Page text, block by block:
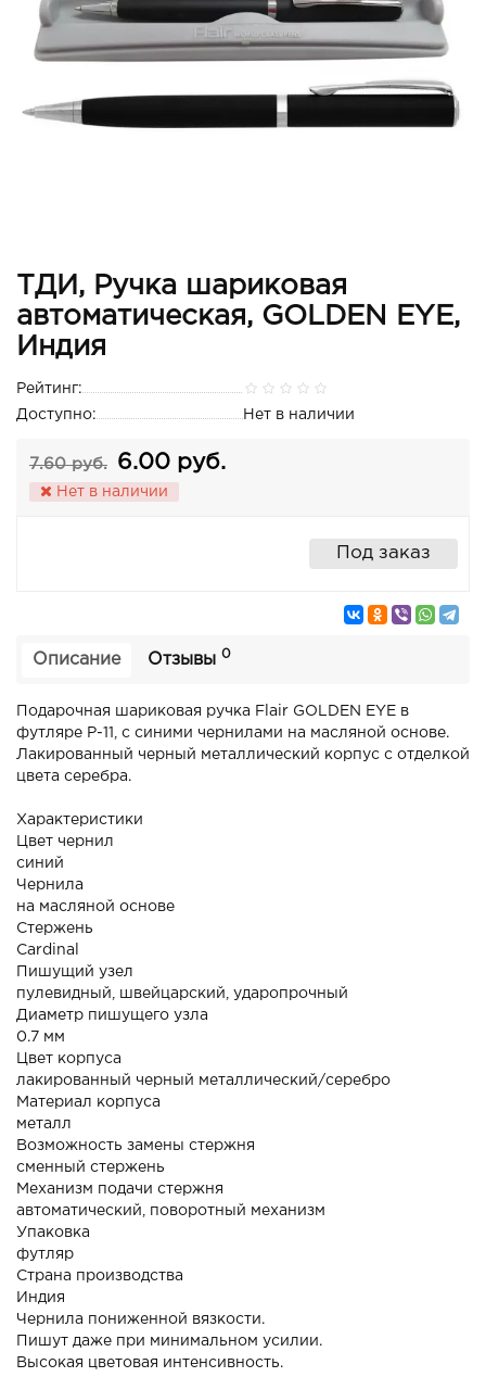
ТДИ, Ручка шариковая
автоматическая, GOLDEN EYE,
Индия
Рейтинг:
Доступно:
Нет в наличии
7.60 руб. 6.00 руб.
Нет в наличии
Под заказ
Описание Отзывы 0
Подарочная шариковая ручка Flair GOLDEN EYE в
футляре Р-11, с синими чернилами на масляной основе.
Лакированный черный металлический корпус с отделкой
цвета серебра.
Характеристики
Цвет чернил
синий
Чернила
на масляной основе
Стержень
Cardinal
Пишущий узел
пулевидный, швейцарский, ударопрочный
Диаметр пишущего узла
0.7 мм
Цвет корпуса
лакированный черный металлический/серебро
Материал корпуса
металл
Возможность замены стержня
сменный стержень
Механизм подачи стержня
автоматический, поворотный механизм
Упаковка
футляр
Страна производства
Индия
Чернила пониженной вязкости.
Пишут даже при минимальном усилии.
Высокая цветовая интенсивность.